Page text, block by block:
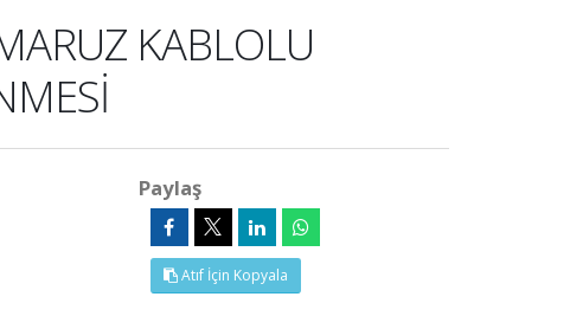
KABLOLU
Paylaş
Atıf İçin Kopyala